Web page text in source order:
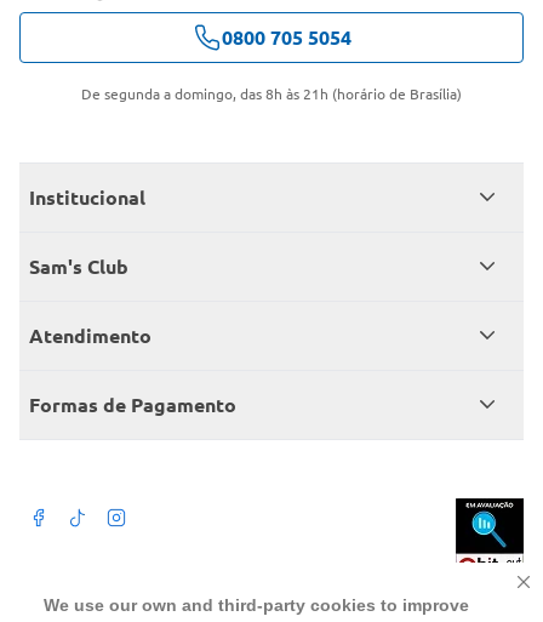
We use our own and third-party cookies to improve
0800 705 5054
De segunda a domingo, das 8h às 21h (horário de Brasília)
Institucional
Quem somos
Encontre um Clube
Sam's Club
Seja sócio
Member’s Mark
Atendimento
Fale conosco
Atendimento em libras
Formas de Pagamento
Beba com moderação. A Venda e o consumo de bebida alcoólica são
proibidos para menores de 18 anos. Preços, ofertas e condições exclusivas